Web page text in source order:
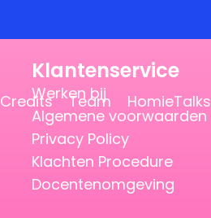
Credits Team HomieTalks
Klantenservice
Werken bij
Algemene voorwaarden
Privacy Policy
Klachten Procedure
Docentenomgeving